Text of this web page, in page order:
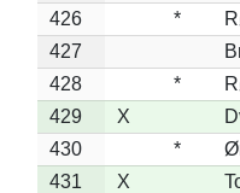
426
*
427
428
*
429
X
430
*
431
X